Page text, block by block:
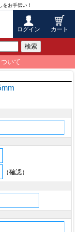
をお手伝い！
ログイン カート
検索
いて
（確認）